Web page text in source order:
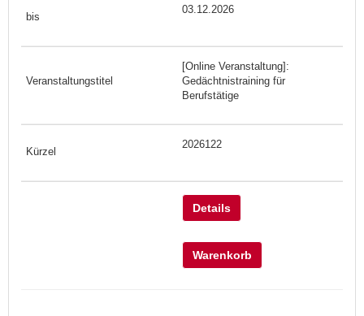
03.12.2026
[Online Veranstaltung]:
Gedächtnistraining für
Berufstätige
2026122
Details
Warenkorb